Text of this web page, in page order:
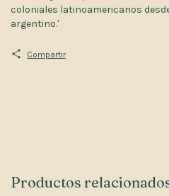
coloniales latinoamericanos
argentino.'
Compartir
Productos